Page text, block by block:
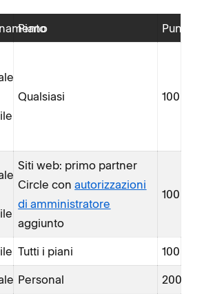
Piano Punti
Qualsiasi 100
Siti web: primo partner
Circle conautorizzazioni
di amministratore
aggiunto
100
Tutti i piani 100
Personal 200